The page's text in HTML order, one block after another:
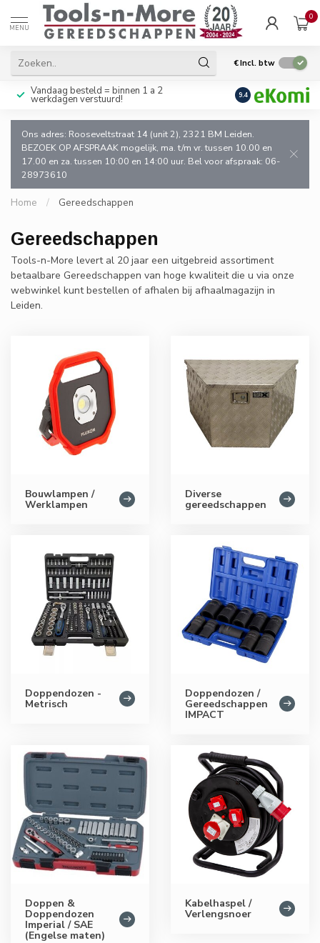
MENU
0
€Incl. btw
Vandaag besteld = binnen 1 a 2
werkdagen verstuurd!
Uitsluitend goede
en de vakman!
9.4
Ons adres: Rooseveltstraat 14 (unit 2), 2321 BM Leiden.
BEZOEK OP AFSPRAAK mogelijk, ma. t/m vr. tussen 10.00 en
17.00 en za. tussen 10:00 en 14:00 uur. Bel voor afspraak: 06-
28973610
Home / Gereedschappen
Gereedschappen
Tools-n-More levert al 20 jaar een uitgebreid assortiment
betaalbare Gereedschappen van hoge kwaliteit die u via onze
webwinkel kunt bestellen of afhalen bij afhaalmagazijn in
Leiden.
Bouwlampen /
Werklampen
Diverse
gereedschappen
Doppendozen -
Metrisch
Doppendozen /
Gereedschappen
IMPACT
Doppen &
Doppendozen
Imperial / SAE
(Engelse maten)
Kabelhaspel /
Verlengsnoer